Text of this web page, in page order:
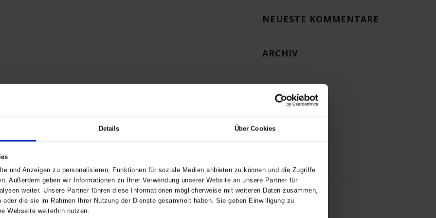
Details Über Cookies
und Anzeigen zu personalisieren, Funktionen für soziale Medien anbieten zu können und die Zugriffe
Außerdem geben wir Informationen zu Ihrer Verwendung unserer Website an unsere Partner für
weiter. Unsere Partner führen diese Informationen möglicherweise mit weiteren Daten zusammen,
die sie im Rahmen Ihrer Nutzung der Dienste gesammelt haben. Sie geben Einwilligung zu
Webseite weiterhin nutzen.
NEUESTE KOMMENTARE
ARCHIV
KATEGORIEN
Keine Kategorien
Anmelden